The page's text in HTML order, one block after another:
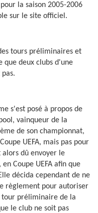
la saison 2005-2006
sur le site officiel.
tours préliminaires et
que deux clubs d'une
s'est posé à propos de
vainqueur de la
de son championnat,
UEFA, mais pas pour
alors dû envoyer le
Coupe UEFA afin que
décida cependant de ne
règlement pour autoriser
préliminaire de la
le club ne soit pas